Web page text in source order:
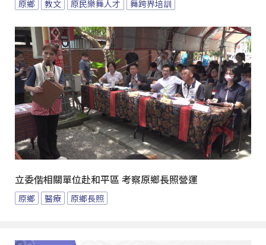
原鄉 教文 原民樂舞人才 舞跨界培訓
立委偕相關單位赴和平區 考察原鄉長照營運
原鄉 醫療 原鄉長照